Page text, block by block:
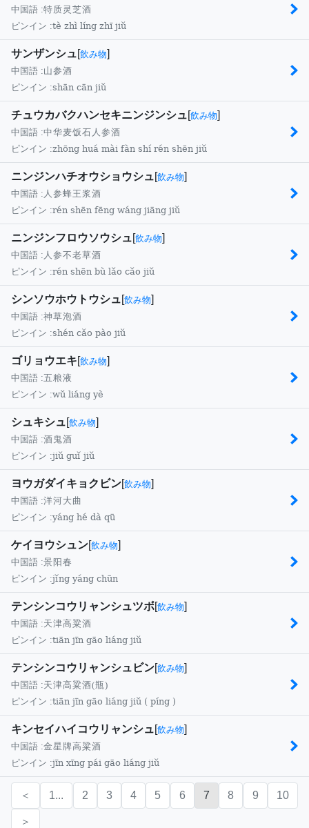
中国語 :特质灵芝酒
ピンイン :tè zhì líng zhī jiǔ
サンザンシュ[飲み物]
中国語 :山参酒
ピンイン :shān cān jiǔ
チュウカバクハンセキニンジンシュ[飲み物]
中国語 :中华麦饭石人参酒
ピンイン :zhōng huá mài fàn shí rén shēn jiǔ
ニンジンハチオウショウシュ[飲み物]
中国語 : 人参蜂王浆酒
ピンイン :rén shēn fēng wáng jiāng jiǔ
ニンジンフロウソウシュ[飲み物]
中国語 : 人参不老草酒
ピンイン :rén shēn bù lǎo cǎo jiǔ
シンソウホウトウシュ[飲み物]
中国語 :神草泡酒
ピンイン :shén cǎo pào jiǔ
ゴリョウエキ[飲み物]
中国語 : 五粮液
ピンイン :wǔ liáng yè
シュキシュ[飲み物]
中国語 :酒鬼酒
ピンイン :jiǔ guǐ jiǔ
ヨウガダイキョクビン[飲み物]
中国語 :洋河大曲
ピンイン :yáng hé dà qū
ケイヨウシュン[飲み物]
中国語 :景阳春
ピンイン :jǐng yáng chūn
テンシンコウリャンシュツボ[飲み物]
中国語 :天津高粱酒
ピンイン :tiān jīn gāo liáng jiǔ
テンシンコウリャンシュビン[飲み物]
中国語 :天津高粱酒(瓶)
ピンイン :tiān jīn gāo liáng jiǔ ( píng )
キンセイハイコウリャンシュ[飲み物]
中国語 :金星牌高粱酒
ピンイン :jīn xīng pái gāo liáng jiǔ
＜ 1... 2 3 4 5 6 7 8 9 10
＞